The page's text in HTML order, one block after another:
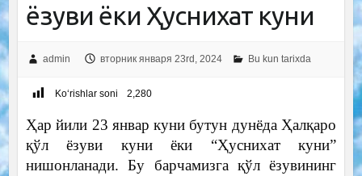
ёзуви ёки Ҳуснихат куни
admin вторник января 23rd, 2024 Bu kun tarixda
Ko‘rishlar soni 2,280
Ҳар йили 23 январ куни бутун дунёда Ҳалқаро
қўл ёзуви куни ёки “Ҳуснихат куни”
нишонланади. Бу барчамизга қўл ёзувининг